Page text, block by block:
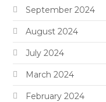
September 2024
August 2024
July 2024
March 2024
February 2024